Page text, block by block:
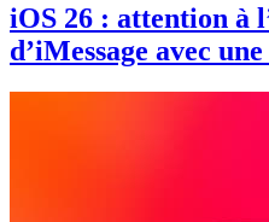
iOS 26 : attention à
d’iMessage avec